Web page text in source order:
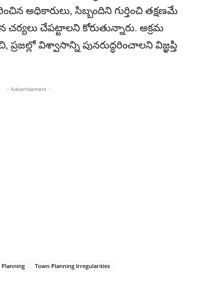
అధికారులు, సిబ్బందిని గుర్తించి తక్షణమే
చేపట్టాలని కోరుతున్నారు. అక్రమ
విశ్వాసాన్ని పునరుద్ధరించాలని విజ్ఞప్తి
- Advertisement -
Town Planning Irregularities